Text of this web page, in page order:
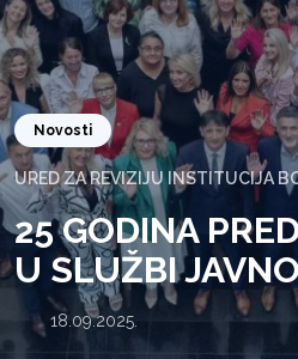
Novosti
URED ZA REVIZIJU INSTITUCIJA
25 GODINA
U SLUŽBI
18.09.2025.